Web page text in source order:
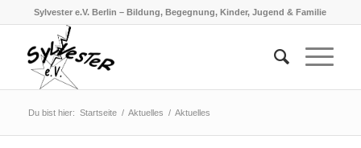
Sylvester e.V. Berlin – Bildung, Begegnung, Kinder, Jugend & Familie
Du bist hier: Startseite / Aktuelles / Aktuelles